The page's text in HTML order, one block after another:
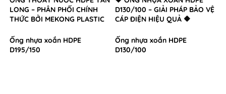
LONG – PHÂN PHỐI CHÍNH
THỨC BỞI MEKONG PLASTIC
D130/100 – GIẢI PHÁP BẢO VỆ
CÁP ĐIỆN HIỆU QUẢ 🔶
Ống nhựa xoắn HDPE
D195/150
Ống nhựa xoắn HDPE
D130/100